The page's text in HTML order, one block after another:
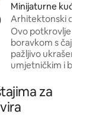
4,97/5,
Minijaturne kuće
Arhitektonski
samostanu –
Ovo potkrovlje s
boravkom s
pažljivo ukrašen
umjetničkim i
personalizirano
kod kuće. Toje
centra grada
za